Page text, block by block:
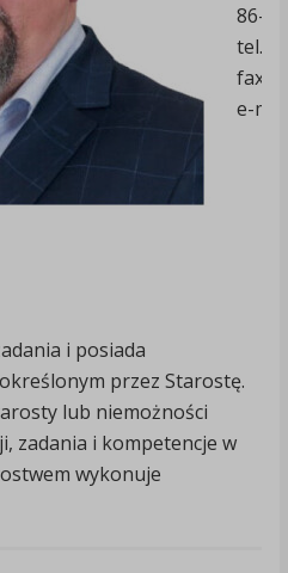
86-
tel.:
fax:
e-
i posiada
przez Starostę.
lub niemożności
zadania i kompetencje w
wykonuje